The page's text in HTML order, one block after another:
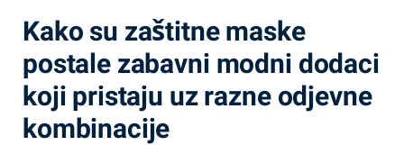
Kako su zaštitne maske
postale zabavni modni dodaci
koji pristaju uz razne odjevne
kombinacije